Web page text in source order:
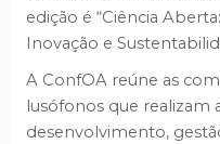
edição é “Ciência
Inovação e
A ConfOA reúne as
lusófonos que realizam
desenvolvimento,